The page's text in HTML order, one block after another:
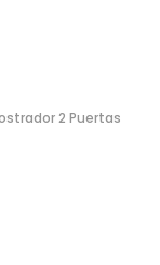
2 Puertas